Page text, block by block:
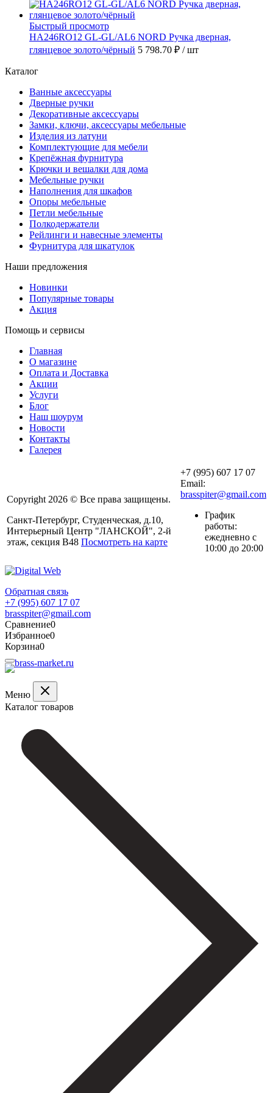
Быстрый просмотр
HA246RO12 GL-GL/AL6 NORD Ручка дверная,
глянцевое золото/чёрный 5 798.70 ₽ / шт
Каталог
Ванные аксессуары
Дверные ручки
Декоративные аксессуары
Замки, ключи, аксессуары мебельные
Изделия из латуни
Комплектующие для мебели
Крепёжная фурнитура
Крючки и вешалки для дома
Мебельные ручки
Наполнения для шкафов
Опоры мебельные
Петли мебельные
Полкодержатели
Рейлинги и навесные элементы
Фурнитура для шкатулок
Наши предложения
Новинки
Популярные товары
Акция
Помощь и сервисы
Главная
О магазине
Оплата и Доставка
Акции
Услуги
Блог
Наш шоурум
Новости
Контакты
Галерея
Copyright 2026 © Все права защищены.
Санкт-Петербург, Студенческая, д.10,
Интерьерный Центр "ЛАНСКОЙ", 2-й
этаж, секция В48 Посмотреть на карте
+7 (995) 607 17 07
Email:
brasspiter@gmail.com
График
работы:
ежедневно с
10:00 до 20:00
Обратная связь
+7 (995) 607 17 07
brasspiter@gmail.com
Сравнение0
Избранное0
Корзина0
Меню
Каталог товаров